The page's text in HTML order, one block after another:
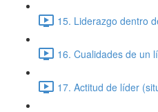
15. Liderazgo dentro
16. Cualidades de un
17. Actitud de líder